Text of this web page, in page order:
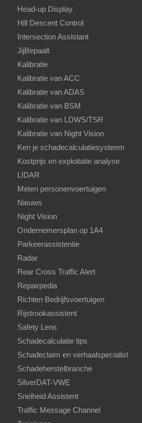
Head-up Display
Hill Descent Control
Intersection Assistant
JijBepaalt
Kalibratie
Kalibratie van ACC
Kalibratie van ADAS
Kalibratie van BSM
Kalibratie van LDWS/TSR
Kalibratie van Night Vision
Ken je schadecalculatiesysteem
Kostprijs en exploitatie analyse
LIDAR
Meten personenvoertuigen
Nieuws
Night Vision
Ondernemersplan op 1A4
Parkeerassistentie
Radar
Rear Cross Traffic Alert
Repairpedia
Richten Bedrijfsvoertuigen
Rijstrookassistent
Safety Lens
Schadecalculatie tips
Schadeclaim en verhaalspecialist
Schadeherstelbranche
SilverDAT-VWE
Snelheid Assistent
Traffic Message Channel